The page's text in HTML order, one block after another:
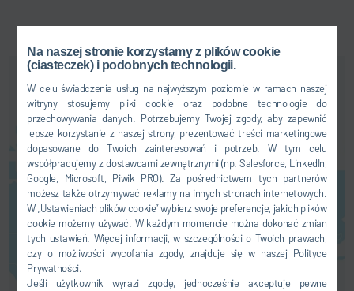
Na naszej stronie korzystamy z plików cookie
(ciasteczek) i podobnych technologii.
W celu świadczenia usług na najwyższym poziomie w ramach naszej
witryny stosujemy pliki cookie oraz podobne technologie do
przechowywania danych. Potrzebujemy Twojej zgody, aby zapewnić
lepsze korzystanie z naszej strony, prezentować treści marketingowe
dopasowane do Twoich zainteresowań i potrzeb. W tym celu
współpracujemy z dostawcami zewnętrznymi (np. Salesforce, LinkedIn,
Google, Microsoft, Piwik PRO). Za pośrednictwem tych partnerów
możesz także otrzymywać reklamy na innych stronach internetowych.
W „Ustawieniach plików cookie” wybierz swoje preferencje, jakich plików
cookie możemy używać. W każdym momencie można dokonać zmian
tych ustawień. Więcej informacji, w szczególności o Twoich prawach,
czy o możliwości wycofania zgody, znajduje się w naszej Polityce
Prywatności.
Jeśli użytkownik wyrazi zgodę, jednocześnie akceptuje pewne
Usługę map można aktywować
tutaj. Spowoduje to przesłanie
danych użytkownika (np. adresu
IP) do odpowiedniego dostawcy,
jak wyjaśniamy w naszym
dokumencie Polityka prywatności